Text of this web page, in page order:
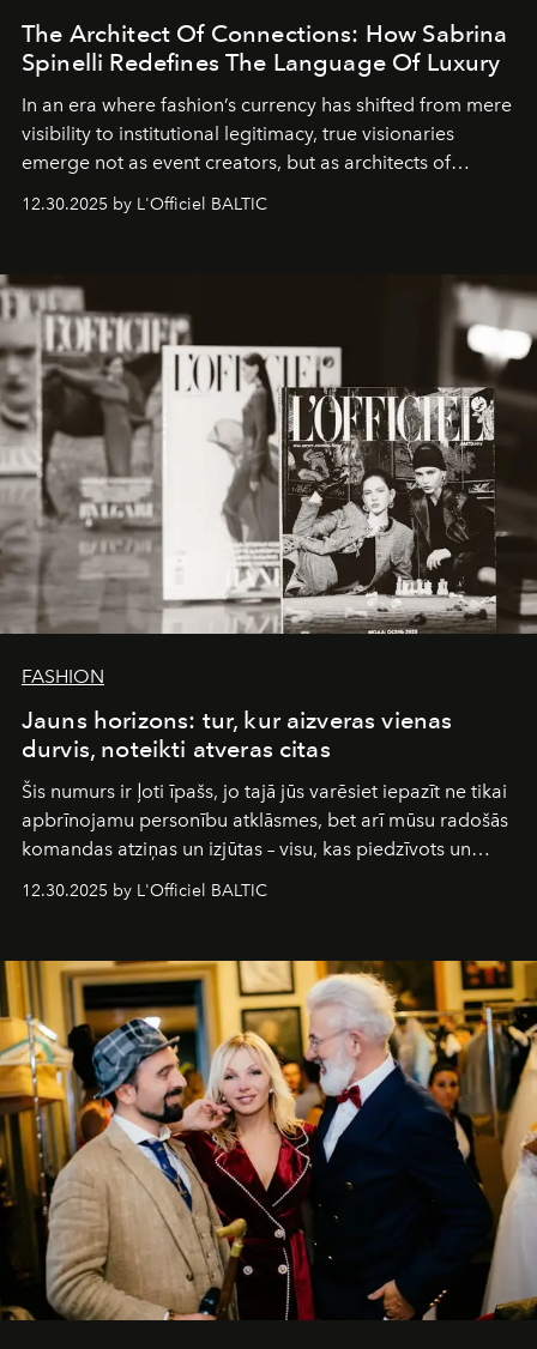
The Architect Of Connections: How Sabrina
Spinelli Redefines The Language Of Luxury
In an era where fashion’s currency has shifted from mere
visibility to institutional legitimacy, true visionaries
emerge not as event creators, but as architects of
brand strategist with three decades of mastery in luxury,
framework where creativity, commerce, and culture
converge with surgical precision.
12.30.2025 by L'Officiel BALTIC
FASHION
Jauns horizons: tur, kur aizveras vienas
durvis, noteikti atveras citas
Šis numurs ir ļoti īpašs, jo tajā jūs varēsiet iepazīt ne tikai
apbrīnojamu personību atklāsmes, bet arī mūsu radošās
komandas atziņas un izjūtas – visu, kas piedzīvots un
Šajā brīdī mums svarīgi pateikties visiem, kas bija kopā
sākums. Ar vissirsnīgākajiem laba vēlējumiem jūsu
L’Officiel Baltic
komanda.
12.30.2025 by L'Officiel BALTIC